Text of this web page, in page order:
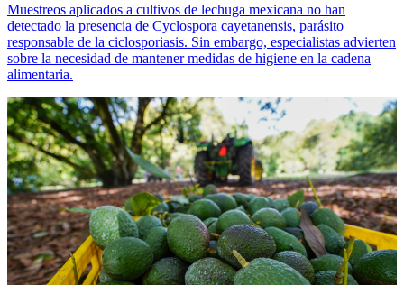
Muestreos aplicados a cultivos de lechuga mexicana no han
detectado la presencia de Cyclospora cayetanensis, parásito
responsable de la ciclosporiasis. Sin embargo, especialistas advierten
sobre la necesidad de mantener medidas de higiene en la cadena
alimentaria.